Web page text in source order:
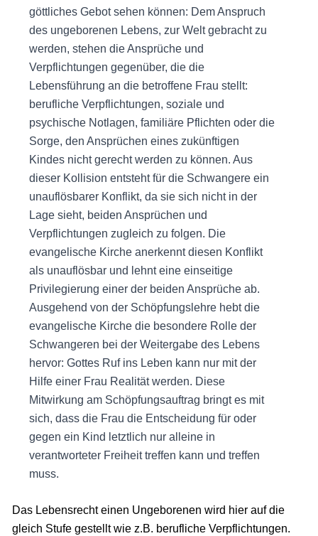
göttliches Gebot sehen können: Dem Anspruch
des ungeborenen Lebens, zur Welt gebracht zu
werden, stehen die Ansprüche und
Verpflichtungen gegenüber, die die
Lebensführung an die betroffene Frau stellt:
berufliche Verpflichtungen, soziale und
psychische Notlagen, familiäre Pflichten oder die
Sorge, den Ansprüchen eines zukünftigen
Kindes nicht gerecht werden zu können. Aus
dieser Kollision entsteht für die Schwangere ein
unauflösbarer Konflikt, da sie sich nicht in der
Lage sieht, beiden Ansprüchen und
Verpflichtungen zugleich zu folgen. Die
evangelische Kirche anerkennt diesen Konflikt
als unauflösbar und lehnt eine einseitige
Privilegierung einer der beiden Ansprüche ab.
Ausgehend von der Schöpfungslehre hebt die
evangelische Kirche die besondere Rolle der
Schwangeren bei der Weitergabe des Lebens
hervor: Gottes Ruf ins Leben kann nur mit der
Hilfe einer Frau Realität werden. Diese
Mitwirkung am Schöpfungsauftrag bringt es mit
sich, dass die Frau die Entscheidung für oder
gegen ein Kind letztlich nur alleine in
verantworteter Freiheit treffen kann und treffen
muss.
Das Lebensrecht einen Ungeborenen wird hier auf die
gleich Stufe gestellt wie z.B. berufliche Verpflichtungen.